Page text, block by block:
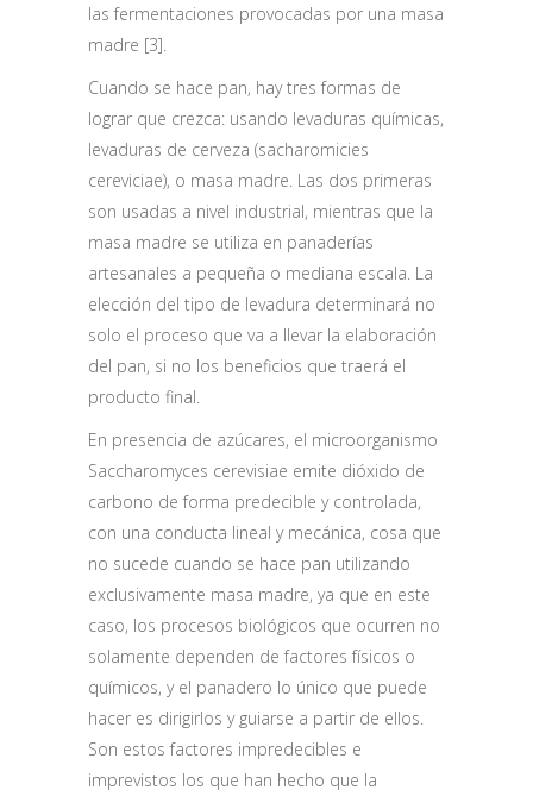
las fermentaciones provocadas por una masa
madre [3].
Cuando se hace pan, hay tres formas de
lograr que crezca: usando levaduras químicas,
levaduras de cerveza (sacharomicies
cereviciae), o masa madre. Las dos primeras
son usadas a nivel industrial, mientras que la
masa madre se utiliza en panaderías
artesanales a pequeña o mediana escala. La
elección del tipo de levadura determinará no
solo el proceso que va a llevar la elaboración
del pan, si no los beneficios que traerá el
producto final.
En presencia de azúcares, el microorganismo
Saccharomyces cerevisiae emite dióxido de
carbono de forma predecible y controlada,
con una conducta lineal y mecánica, cosa que
no sucede cuando se hace pan utilizando
exclusivamente masa madre, ya que en este
caso, los procesos biológicos que ocurren no
solamente dependen de factores físicos o
químicos, y el panadero lo único que puede
hacer es dirigirlos y guiarse a partir de ellos.
Son estos factores impredecibles e
imprevistos los que han hecho que la